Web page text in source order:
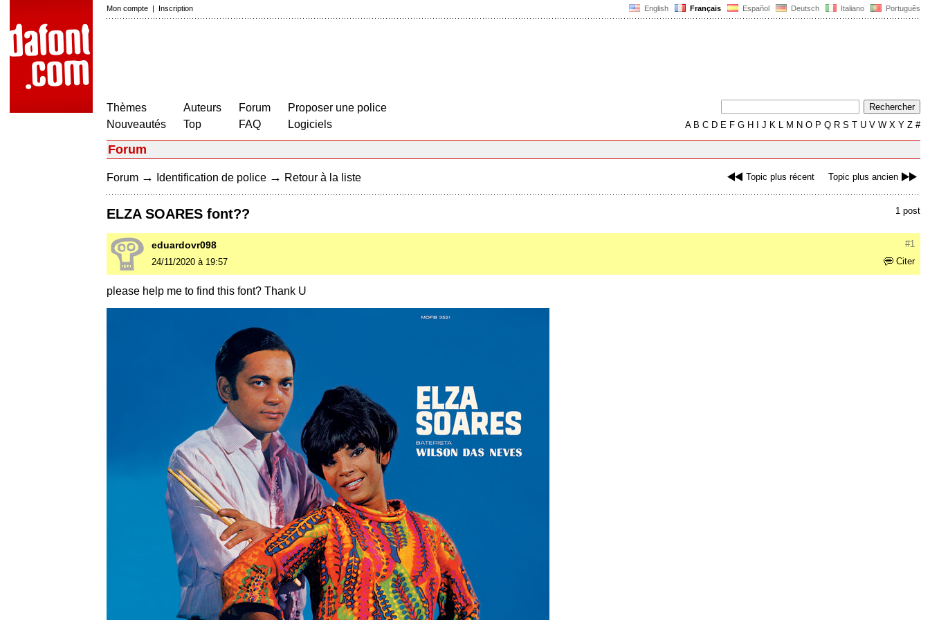
English Français Español Deutsch Italiano Português
Mon compte | Inscription
Thèmes
Nouveautés
Auteurs
Top
Forum
FAQ
Proposer une police
Logiciels
AB C D E F G H J K L M N O P Q R S T U V W X Y Z #
Forum
Topic plus récent Topic plus ancien
Forum → Identification de police → Retour à la liste
1 post
ELZA SOARES font??
#1
eduardovr098
Citer
24/11/2020 à 19:57
please help me to find this font? Thank U